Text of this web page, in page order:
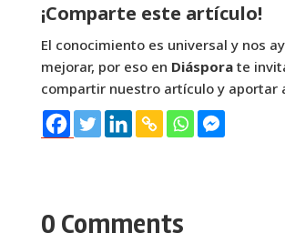
¡Comparte este artículo!
El conocimiento es universal y nos
mejorar, por eso en Diásporate
compartir nuestro artículo y aportar
0 Comments